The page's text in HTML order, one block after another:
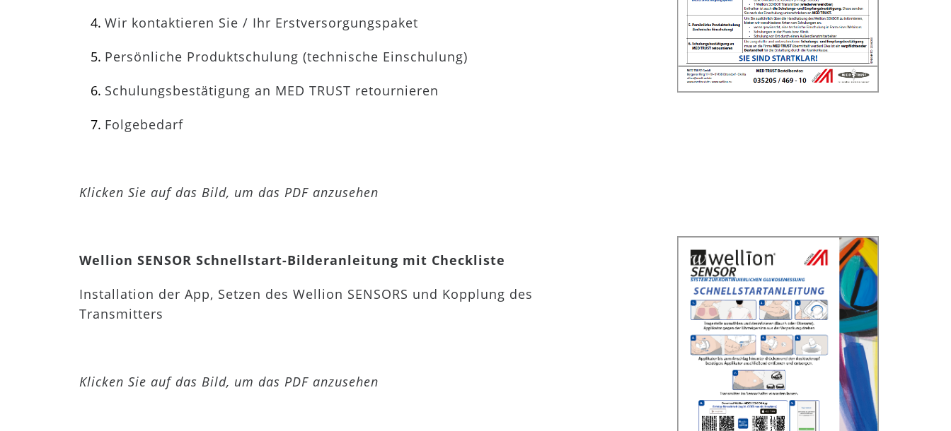
Wir kontaktieren Sie / Ihr Erstversorgungspaket
Persönliche Produktschulung (technische Einschulung)
Schulungsbestätigung an MED TRUST retournieren
Folgebedarf
Klicken Sie auf das Bild, um das PDF anzusehen
Wellion SENSOR Schnellstart-Bilderanleitung mit Checkliste
Installation der App, Setzen des Wellion SENSORS und Kopplung des
Transmitters
Klicken Sie auf das Bild, um das PDF anzusehen